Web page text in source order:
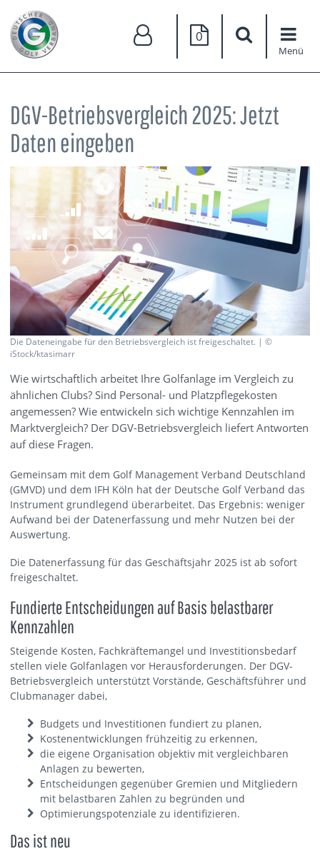
0
Menü
DGV-Betriebsvergleich 2025: Jetzt
Daten eingeben
Die Dateneingabe für den Betriebsvergleich ist freigeschaltet. | ©
iStock/ktasimarr
Wie wirtschaftlich arbeitet Ihre Golfanlage im Vergleich zu
ähnlichen Clubs? Sind Personal- und Platzpflegekosten
angemessen? Wie entwickeln sich wichtige Kennzahlen im
Marktvergleich? Der DGV-Betriebsvergleich liefert Antworten
auf diese Fragen.
Gemeinsam mit dem Golf Management Verband Deutschland
(GMVD) und dem IFH Köln hat der Deutsche Golf Verband das
Instrument grundlegend überarbeitet. Das Ergebnis: weniger
Aufwand bei der Datenerfassung und mehr Nutzen bei der
Auswertung.
Die Datenerfassung für das Geschäftsjahr 2025 ist ab sofort
freigeschaltet.
Fundierte Entscheidungen auf Basis belastbarer
Kennzahlen
Steigende Kosten, Fachkräftemangel und Investitionsbedarf
stellen viele Golfanlagen vor Herausforderungen. Der DGV-
Betriebsvergleich unterstützt Vorstände, Geschäftsführer und
Clubmanager dabei,
Budgets und Investitionen fundiert zu planen,
Kostenentwicklungen frühzeitig zu erkennen,
die eigene Organisation objektiv mit vergleichbaren
Anlagen zu bewerten,
Entscheidungen gegenüber Gremien und Mitgliedern
mit belastbaren Zahlen zu begründen und
Optimierungspotenziale zu identifizieren.
Das ist neu